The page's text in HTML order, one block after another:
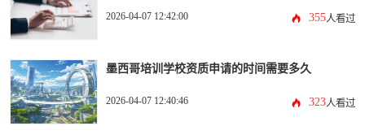
2026-04-07 12:42:00 355人看过
墨西哥培训学校资质申请的时间需要多久
2026-04-07 12:40:46 323人看过